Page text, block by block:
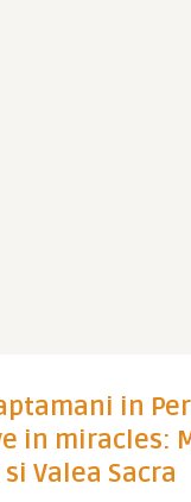
in
in miracles:
si Valea Sacra